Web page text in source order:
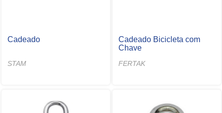
Cadeado
STAM
Cadeado Bicicleta com
Chave
FERTAK